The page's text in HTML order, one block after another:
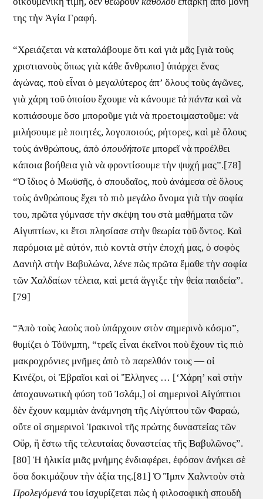
της τὴν Ἁγία Γραφή.
“Χρειάζεται νὰ καταλάβουμε ὅτι καὶ γιὰ μᾶς [γιὰ τοὺς
χριστιανοὺς ὅπως γιὰ κάθε ἄνθρωπο] ὑπάρχει ἕνας
ἀγώνας, ποὺ εἶναι ὁ μεγαλύτερος ἀπ’ ὅλους τοὺς ἀγῶνες,
γιὰ χάρη τοῦ ὁποίου ἔχουμε νὰ κάνουμετὰ πάντακαὶ νὰ
κοπιάσουμε ὅσο μποροῦμε γιὰ νὰ προετοιμαστοῦμε: νὰ
μιλήσουμε μὲ ποιητές, λογοποιούς, ρήτορες, καὶ μὲ ὅλους
τοὺς ἀνθρώπους, ἀπὸὁπουδήποτε μπορεῖ νὰ προέλθει
κάποια βοήθεια γιὰ νὰ φροντίσουμε τὴν ψυχή μας”.[78]
“Ὁ ἴδιος ὁ Μωϋσῆς, ὁ σπουδαῖος, ποὺ ἀνάμεσα σὲ ὅλους
τοὺς ἀνθρώπους ἔχει τὸ πιὸ μεγάλο ὄνομα γιὰ τὴν σοφία
του, πρῶτα γύμνασε τὴν σκέψη του στὰ μαθήματα τῶν
Αἰγυπτίων, κι ἔτσι πλησίασε στὴν θεωρία τοῦ ὄντος. Καὶ
παρόμοια μὲ αὐτόν, πιὸ κοντὰ στὴν ἐποχή μας, ὁ σοφὸς
Δανιὴλ στὴν Βαβυλώνα, λένε πὼς πρῶτα ἔμαθε τὴν σοφία
τῶν Χαλδαίων τέλεια, καὶ μετά ἄγγιξε τὴν θεία παιδεία”.
[79]
“Ἀπὸ τοὺς λαοὺς ποὺ ὑπάρχουν στὸν σημερινὸ κόσμο”,
θυμίζει ὁ Τόϋνμπη, “τρεῖς εἶναι ἐκεῖνοι ποὺ ἔχουν τὶς πιὸ
μακροχρόνιες μνῆμες ἀπὸ τὸ παρελθόν τους — οἱ
Κινέζοι, οἱ Ἑβραῖοι καὶ οἱ Ἕλληνες … [‘Χάρη’ καὶ στὴν
ἀποχαυνωτικὴ φύση τοῦ Ἰσλάμ,] οἱ σημερινοὶ Αἰγύπτιοι
δὲν ἔχουν καμμιὰν ἀνάμνηση τῆς Αἰγύπτου τῶν Φαραώ,
οὔτε οἱ σημερινοὶ Ἰρακινοὶ τῆς πρώτης δυναστείας τῶν
Οὔρ, ἢ ἔστω τῆς τελευταίας δυναστείας τῆς Βαβυλῶνος”.
[80] Ἡ ἡλικία μιᾶς μνήμης ἐνδιαφέρει, ἐφόσον ἀνήκει σὲ
ὅσα δοκιμάζουν τὴν ἀξία της.[81] Ὁ Ἲμπν Χαλντοὺν στὰ
Προλεγόμενάτου ἰσχυρίζεται πὼς ἡ φιλοσοφικὴ σπουδὴ